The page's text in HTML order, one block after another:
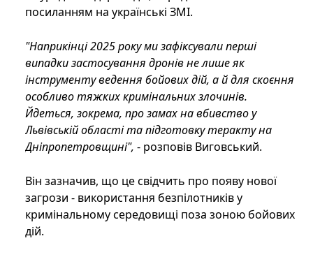
посиланням на українські ЗМІ.
"Наприкінці 2025 року ми зафіксували перші
випадки застосування дронів не лише як
інструменту ведення бойових дій, а й для скоєння
особливо тяжких кримінальних злочинів.
Йдеться, зокрема, про замах на вбивство у
Львівській області та підготовку теракту на
Дніпропетровщині", - розповів Виговський.
Він зазначив, що це свідчить про появу нової
загрози - використання безпілотників у
кримінальному середовищі поза зоною бойових
дій.